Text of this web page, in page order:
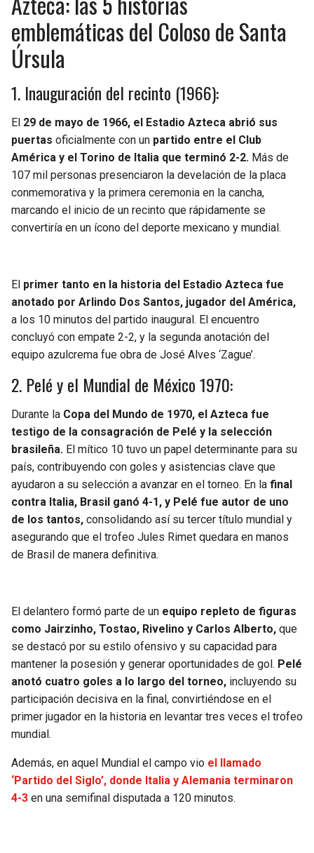
emblemáticas del Coloso de Santa
Úrsula
1. Inauguración del recinto (1966):
El 29 de mayo de 1966, el Estadio Azteca abrió sus
puertas oficialmente con un partido entre el Club
América y el Torino de Italia que terminó 2-2. Más de
107 mil personas presenciaron la develación de la placa
conmemorativa y la primera ceremonia en la cancha,
marcando el inicio de un recinto que rápidamente se
convertiría en un ícono del deporte mexicano y mundial.
El primer tanto en la historia del Estadio Azteca fue
anotado por Arlindo Dos Santos, jugador del América,
a los 10 minutos del partido inaugural. El encuentro
concluyó con empate 2-2, y la segunda anotación del
equipo azulcrema fue obra de José Alves ‘Zague’.
2. Pelé y el Mundial de México 1970:
Durante la Copa del Mundo de 1970, el Azteca fue
testigo de la consagración de Pelé y la selección
brasileña. El mítico 10 tuvo un papel determinante para su
país, contribuyendo con goles y asistencias clave que
ayudaron a su selección a avanzar en el torneo. En la final
contra Italia, Brasil ganó 4-1, y Pelé fue autor de uno
de los tantos, consolidando así su tercer título mundial y
asegurando que el trofeo Jules Rimet quedara en manos
de Brasil de manera definitiva.
El delantero formó parte de un equipo repleto de figuras
como Jairzinho, Tostao, Rivelino y Carlos Alberto, que
se destacó por su estilo ofensivo y su capacidad para
mantener la posesión y generar oportunidades de gol. Pelé
anotó cuatro goles a lo largo del torneo, incluyendo su
participación decisiva en la final, convirtiéndose en el
primer jugador en la historia en levantar tres veces el trofeo
mundial.
Además, en aquel Mundial el campo vio el llamado
‘Partido del Siglo’, donde Italia y Alemania terminaron
4-3 en una semifinal disputada a 120 minutos.